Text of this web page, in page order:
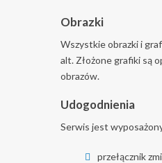
Obrazki
Wszystkie obrazki i
alt. Złożone grafiki są
obrazów.
Udogodnienia
Serwis jest
przełącznik